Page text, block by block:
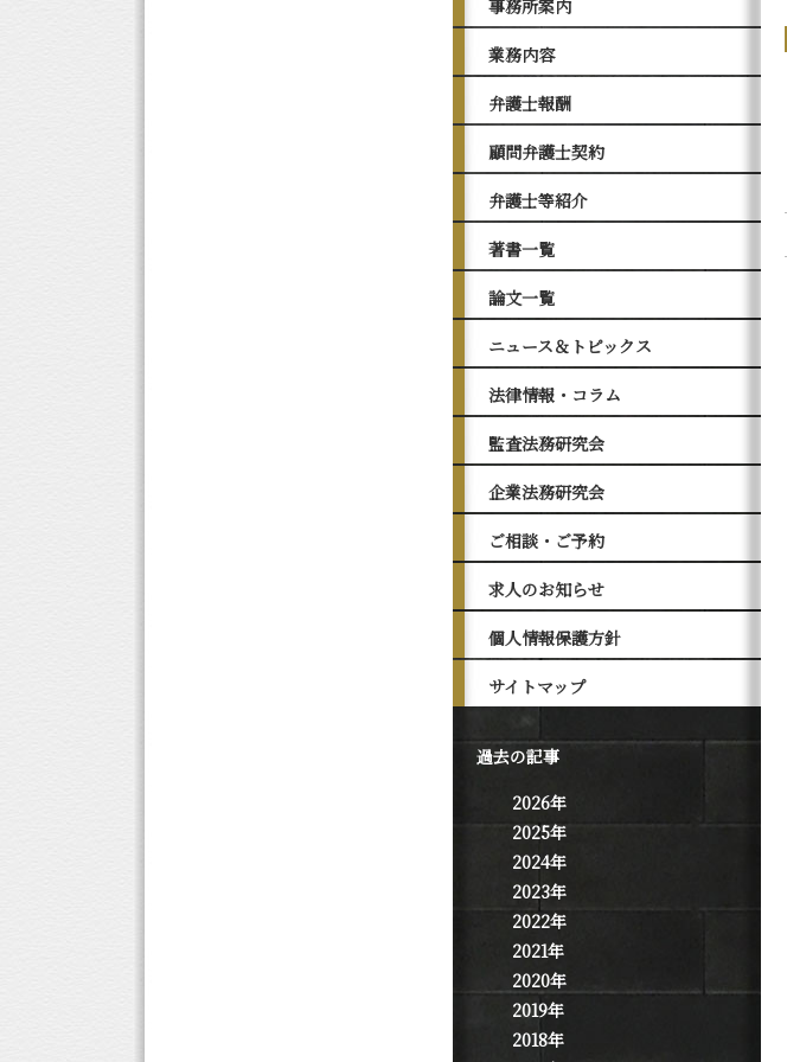
事務所案内
業務内容
弁護士報酬
顧問弁護士契約
弁護士等紹介
著書一覧
論文一覧
ニュース＆トピックス
法律情報・コラム
監査法務研究会
企業法務研究会
ご相談・ご予約
求人のお知らせ
個人情報保護方針
サイトマップ
過去の記事
2026年
2025年
2024年
2023年
2022年
2021年
2020年
2019年
2018年